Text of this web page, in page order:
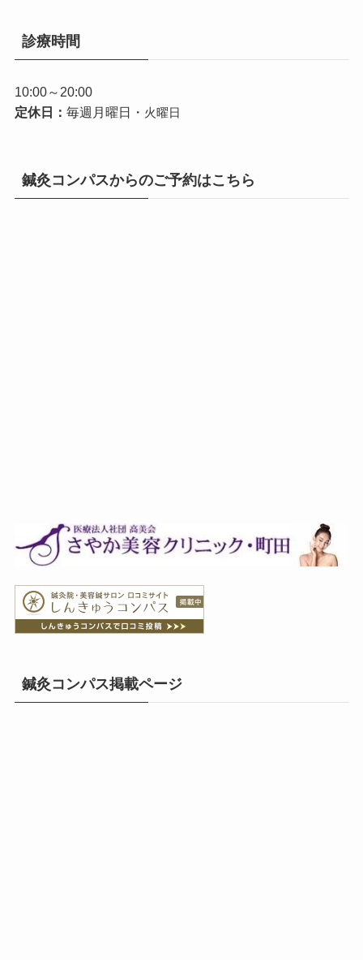
診療時間
10:00～20:00
定休日： 毎週月曜日・ 火曜日
鍼灸コンパスからのご予約はこちら
鍼灸コンパス掲載ページ